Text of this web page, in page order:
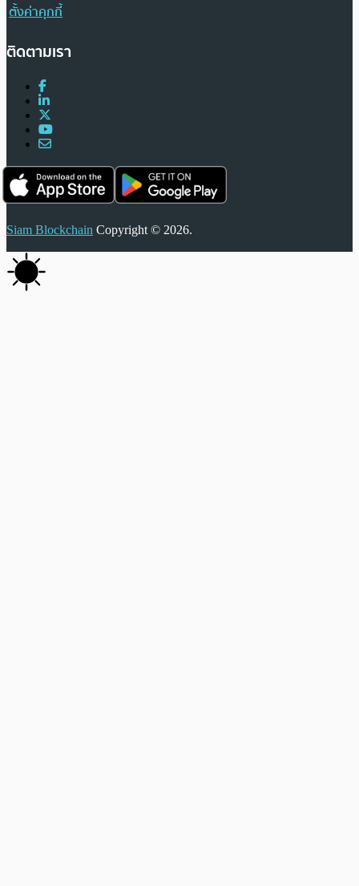
ตั้งค่าคุกกี้
ติดตามเรา
Siam Blockchain Copyright © 2026.